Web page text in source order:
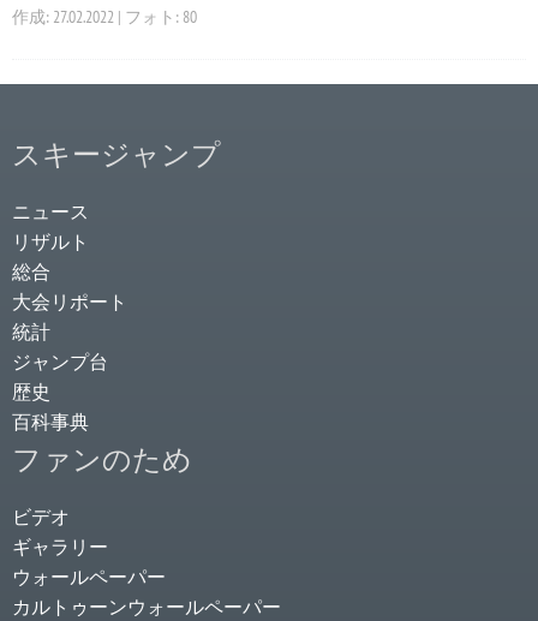
作成: 27.02.2022 | フォト: 80
スキージャンプ
ニュース
リザルト
総合
大会リポート
統計
ジャンプ台
歴史
百科事典
ファンのため
ビデオ
ギャラリー
ウォールペーパー
カルトゥーンウォールペーパー